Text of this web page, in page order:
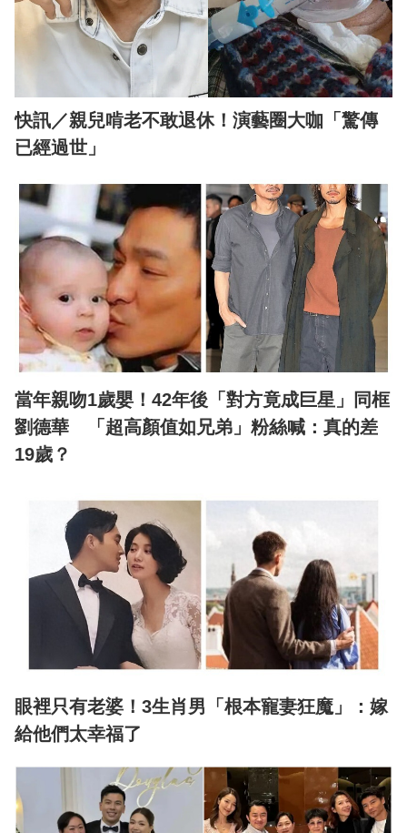
快訊／親兒啃老不敢退休！演藝圈大咖「驚傳
已經過世」
當年親吻1歲嬰！42年後「對方竟成巨星」同框
劉德華 「超高顏值如兄弟」粉絲喊：真的差
19歲？
眼裡只有老婆！3生肖男「根本寵妻狂魔」：嫁
給他們太幸福了